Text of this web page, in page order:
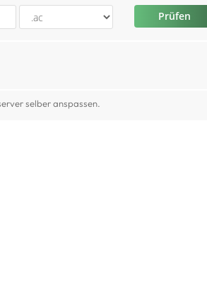
Prüfen
selber anspassen.